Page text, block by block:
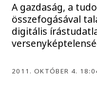
A gazdaság, a
összefogásával
digitális
2011. OKTÓBER 4.